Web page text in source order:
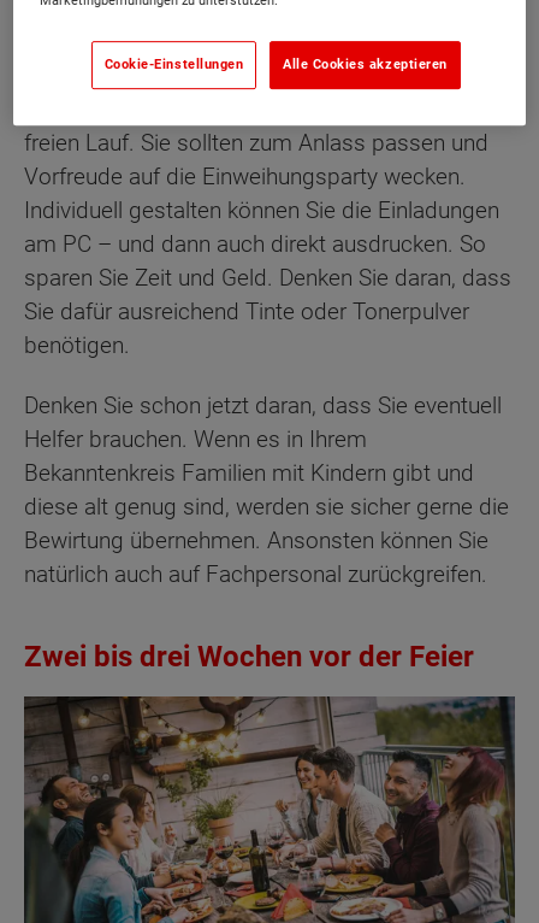
könnte, und Sie können direkt Kontakte zu Ihrem
neuen Umfeld knüpfen.
freien Lauf. Sie sollten zum Anlass passen und
Vorfreude auf die Einweihungsparty wecken.
Individuell gestalten können Sie die Einladungen
am PC – und dann auch direkt ausdrucken. So
sparen Sie Zeit und Geld. Denken Sie daran, dass
Sie dafür ausreichend Tinte oder Tonerpulver
benötigen.
Denken Sie schon jetzt daran, dass Sie eventuell
Helfer brauchen. Wenn es in Ihrem
Bekanntenkreis Familien mit Kindern gibt und
diese alt genug sind, werden sie sicher gerne die
Bewirtung übernehmen. Ansonsten können Sie
natürlich auch auf Fachpersonal zurückgreifen.
Zwei bis drei Wochen vor der Feier
Cookie-Einstellungen Alle Cookies akzeptieren